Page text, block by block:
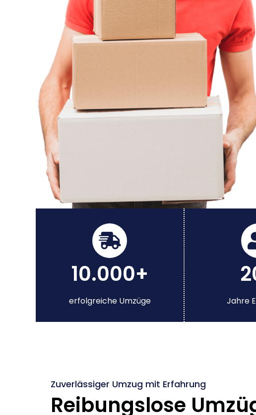
10.000+
erfolgreiche Umzüge Jahre
Zuverlässiger Umzug mit Erfahrung
Reibungslose